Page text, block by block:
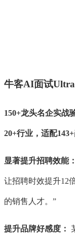
牛客AI面试
150+龙头名企实战
20+行业，适配143+
显著提升招聘效能：
让招聘时效提升12
的销售人才。”
提升品牌好感度：